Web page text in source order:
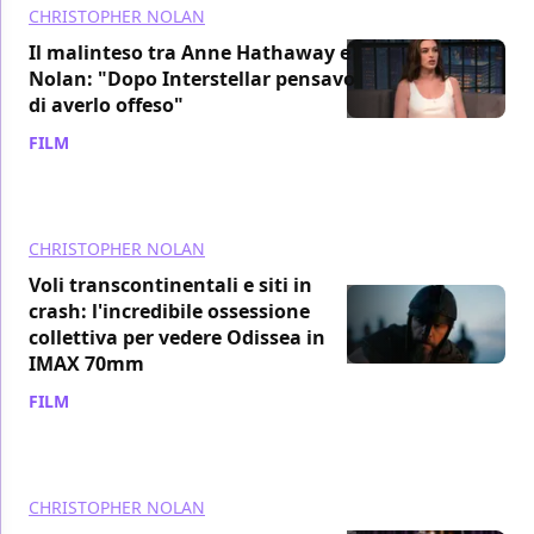
CHRISTOPHER NOLAN
Il malinteso tra Anne Hathaway e
Nolan: "Dopo Interstellar pensavo
di averlo offeso"
FILM
CHRISTOPHER NOLAN
Voli transcontinentali e siti in
crash: l'incredibile ossessione
collettiva per vedere Odissea in
IMAX 70mm
FILM
CHRISTOPHER NOLAN